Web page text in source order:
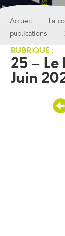
Accueil La
publications
RUBRIQUE :
25 –
Juin